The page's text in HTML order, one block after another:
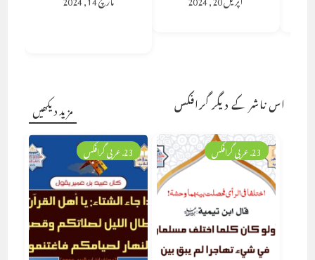
اس ناشر کے دیگر گرافکس مزید دیکھیں
23. عربی گرافکس 23. عربی گرافکس